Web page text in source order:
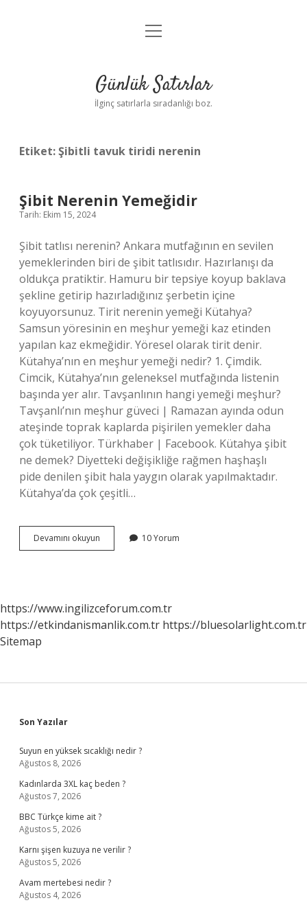
Anasayfa
Yasal Uyarı
menüyü
Günlük Satırlar
İlginç satırlarla sıradanlığı boz.
Etiket:Şibitli tavuk tiridi nerenin
Şibit Nerenin Yemeğidir
Tarih: Ekim 15, 2024
Şibit tatlısı nerenin? Ankara mutfağının en sevilen
yemeklerinden biri de şibit tatlısıdır. Hazırlanışı da
oldukça pratiktir. Hamuru bir tepsiye koyup baklava
şekline getirip hazırladığınız şerbetin içine
koyuyorsunuz. Tirit nerenin yemeği Kütahya?
Samsun yöresinin en meşhur yemeği kaz etinden
yapılan kaz ekmeğidir. Yöresel olarak tirit denir.
Kütahya’nın en meşhur yemeği nedir? 1. Çimdik.
Cimcik, Kütahya’nın geleneksel mutfağında listenin
başında yer alır. Tavşanlının hangi yemeği meşhur?
Tavşanlı’nın meşhur güveci | Ramazan ayında odun
ateşinde toprak kaplarda pişirilen yemekler daha
çok tüketiliyor. Türkhaber | Facebook. Kütahya şibit
ne demek? Diyetteki değişikliğe rağmen haşhaşlı
pide denilen şibit hala yaygın olarak yapılmaktadır.
Kütahya’da çok çeşitli…
Devamını okuyun
Nerenin
10 Yorum
https://www.ingilizceforum.com.tr
https://etkindanismanlik.com.tr https://bluesolarlight.com.tr
Sitemap
Sidebar
Son Yazılar
Suyun en yüksek sıcaklığı nedir ?
Ağustos 8, 2026
Kadınlarda 3XL kaç beden ?
Ağustos 7, 2026
BBC Türkçe kime ait ?
Ağustos 5, 2026
Karnı şişen kuzuya ne verilir ?
Ağustos 5, 2026
Avam mertebesi nedir ?
Ağustos 4, 2026